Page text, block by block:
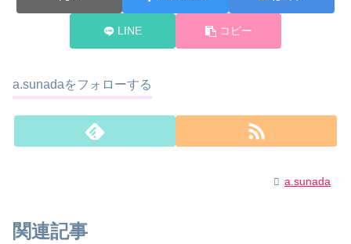
LINE コピー
a.sunadaをフォローする
a.sunada
関連記事